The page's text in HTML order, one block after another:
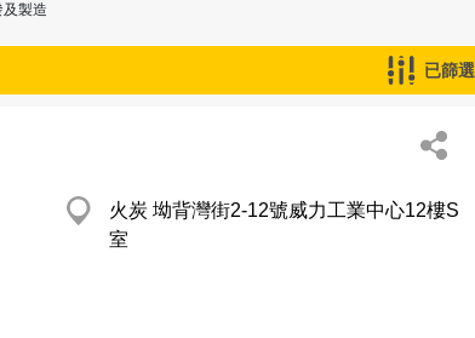
製造
已篩選
火炭 坳背灣街2-12號威力工業中心12樓S
室